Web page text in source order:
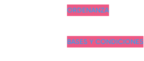
ORDENANZA
BASES Y CONDICIONES